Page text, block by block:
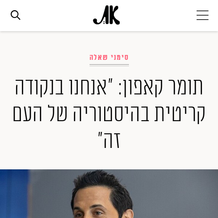
אופנה
ביוטי
סלבס
ערוצים נוספים
המגזין
סימני שאלה
תומר קאפון: "אנחנו בנקודה
קריטית בהיסטוריה של העם
זה"